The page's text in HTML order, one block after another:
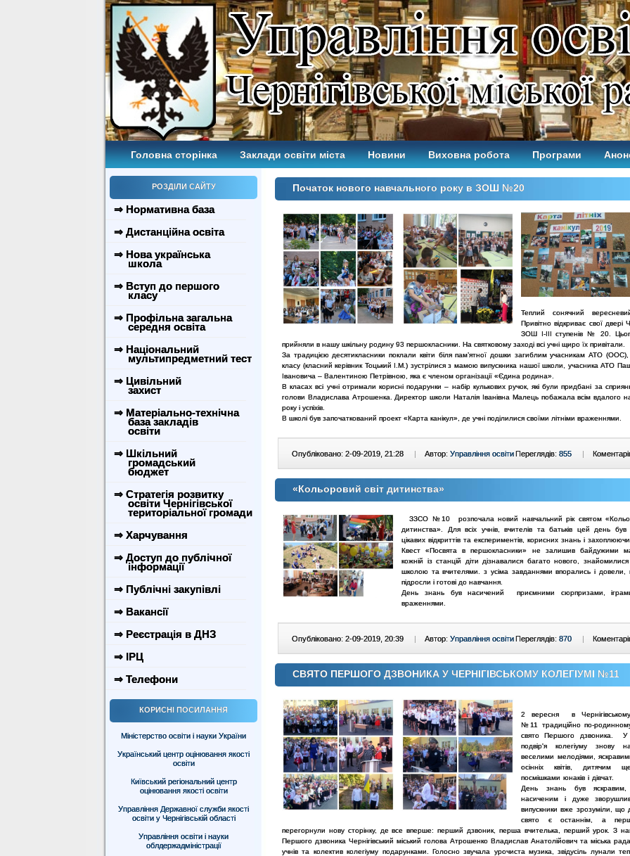
Головна сторінка Заклади освіти міста Новини Виховна робота Програми
РОЗДІЛИ САЙТУ
⇒ Нормативна база
⇒ Дистанційна освіта
⇒ Нова українська
школа
⇒ Вступ до першого
класу
⇒ Профільна загальна
середня освіта
⇒ Національний
мультипредметний тест
⇒ Цивільний
захист
⇒ Матеріально-технічна
база закладів
освіти
⇒ Шкільний
громадський
бюджет
⇒ Стратегія розвитку
освіти Чернігівської
територіальної громади
⇒ Харчування
⇒ Доступ до публічної
інформації
⇒ Публічні закупівлі
⇒ Вакансії
⇒ Реєстрація в ДНЗ
⇒ ІРЦ
⇒ Телефони
КОРИСНІ ПОСИЛАННЯ
Міністерство освіти і науки України
Український центр оцінювання якості
освіти
Київський регіональний центр
оцінювання якості освіти
Управління Державної служби якості
освіти у Чернігівській області
Управління освіти і науки
облдержадміністрації
Початок нового навчального року в ЗОШ №20
Теплий сонячний
Привітно відкриває свої двері
ЗОШ І-ІІІ ступенів № 20.
прийняли в нашу шкільну родину 93 першокласники. На святковому заході всі учні щиро їх привітали.
За традицією десятикласники поклали квіти біля пам’ятної дошки загиблим учасникам АТО
класу (класний керівник Тоцький І.М.) зустрілися з мамою випускника нашої школи, учасника АТО
Івановича – Валентиною Петрівною, яка є членом організації «Єдина родина».
В класах всі учні отримали корисні подарунки – набір кулькових ручок, які були придбані за
голови Владислава Атрошенка. Директор школи Наталія Іванівна Малець побажала всім вдалого
року і успіхів.
В школі був започаткований проект «Карта канікул», де учні поділилися своїми літніми враженнями.
Опубліковано: 2-09-2019, 21:28 | Автор: Управління освітиПереглядів: 855 |
«Кольоровий світ дитинства»
ЗЗСО №10 розпочала новий навчальний рік святом
дитинства». Для всіх учнів, вчителів та батьків цей день був
цікавих відкриттів та експериментів, корисних знань і
Квест «Посвята в першокласники» не залишив байдужими
кожній із станцій діти дізнавалися багато нового,
школою та вчителями. з усіма завданнями впорались і довели,
підросли і готові до навчання.
День знань був насичений приємними сюрпризами,
враженнями.
Опубліковано: 2-09-2019, 20:39 | Автор: Управління освітиПереглядів: 870 |
СВЯТО ПЕРШОГО ДЗВОНИКА У ЧЕРНІГІВСЬКОМУ КОЛЕГІУМІ №11
2 вересня в Чернігівському
№11 традиційно по-
свято Першого дзвоника.
подвір'я колегіуму знову
веселими мелодіями,
осінніх квітів, дитячим
посмішками юнаків і дівчат.
День знань був яскравим,
насиченим і дуже
випускники вже зрозуміли, що
свято є останнім, а
перегорнули нову сторінку, де все вперше: перший дзвоник, перша вчителька, перший урок. З
Першого дзвоника Чернігівський міський голова Атрошенко Владислав Анатолійович та міська
учнів та колектив колегіуму подарунками. Голосно звучала урочиста музика, звідусіль лунали